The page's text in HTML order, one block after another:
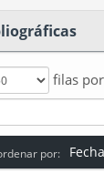
filas
Fecha
por: